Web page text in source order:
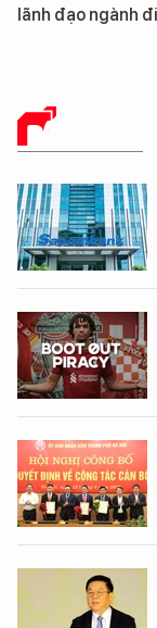
lãnh đạo ngành
BÁO CHÍ SỐ